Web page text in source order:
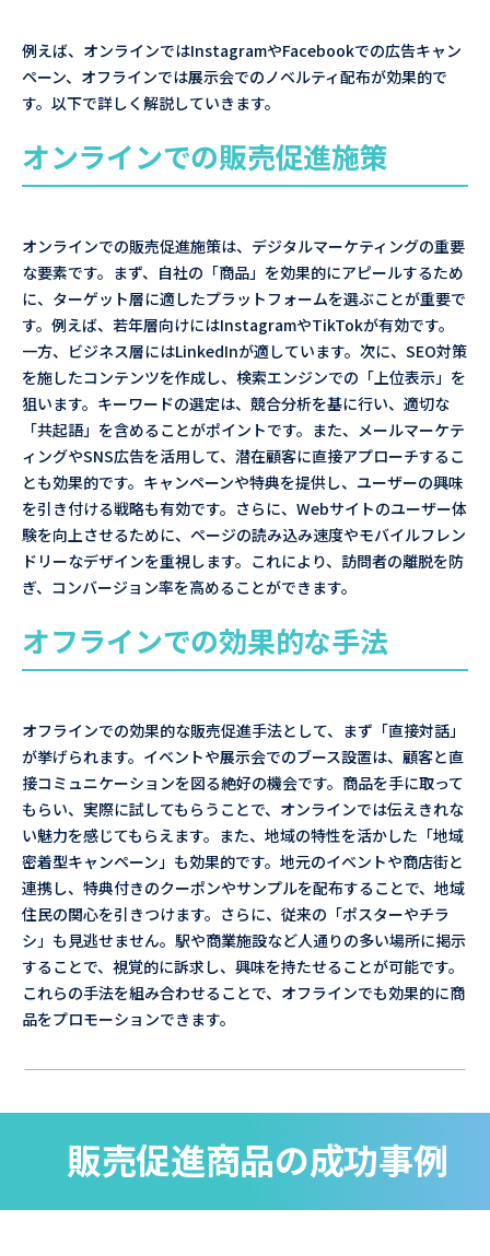
例えば、オンラインではInstagramやFacebookでの広告キャン
ペーン、オフラインでは展示会でのノベルティ配布が効果的で
す。以下で詳しく解説していきます。
オンラインでの販売促進施策
オンラインでの販売促進施策は、デジタルマーケティングの重要
な要素です。まず、自社の「商品」を効果的にアピールするため
に、ターゲット層に適したプラットフォームを選ぶことが重要で
す。例えば、若年層向けにはInstagramやTikTokが有効です。
一方、ビジネス層にはLinkedInが適しています。次に、SEO対策
を施したコンテンツを作成し、検索エンジンでの「上位表示」を
狙います。キーワードの選定は、競合分析を基に行い、適切な
「共起語」を含めることがポイントです。また、メールマーケテ
ィングやSNS広告を活用して、潜在顧客に直接アプローチするこ
とも効果的です。キャンペーンや特典を提供し、ユーザーの興味
を引き付ける戦略も有効です。さらに、Webサイトのユーザー体
験を向上させるために、ページの読み込み速度やモバイルフレン
ドリーなデザインを重視します。これにより、訪問者の離脱を防
ぎ、コンバージョン率を高めることができます。
オフラインでの効果的な手法
オフラインでの効果的な販売促進手法として、まず「直接対話」
が挙げられます。イベントや展示会でのブース設置は、顧客と直
接コミュニケーションを図る絶好の機会です。商品を手に取って
もらい、実際に試してもらうことで、オンラインでは伝えきれな
い魅力を感じてもらえます。また、地域の特性を活かした「地域
密着型キャンペーン」も効果的です。地元のイベントや商店街と
連携し、特典付きのクーポンやサンプルを配布することで、地域
住民の関心を引きつけます。さらに、従来の「ポスターやチラ
シ」も見逃せません。駅や商業施設など人通りの多い場所に掲示
することで、視覚的に訴求し、興味を持たせることが可能です。
これらの手法を組み合わせることで、オフラインでも効果的に商
品をプロモーションできます。
販売促進商品の成功事例